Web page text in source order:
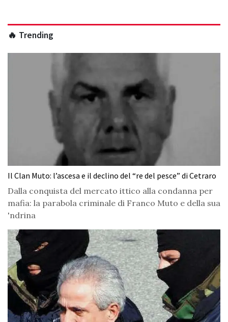
🔥 Trending
Il Clan Muto: l’ascesa e il declino del “re del pesce” di Cetraro
Dalla conquista del mercato ittico alla condanna per
mafia: la parabola criminale di Franco Muto e della sua
'ndrina